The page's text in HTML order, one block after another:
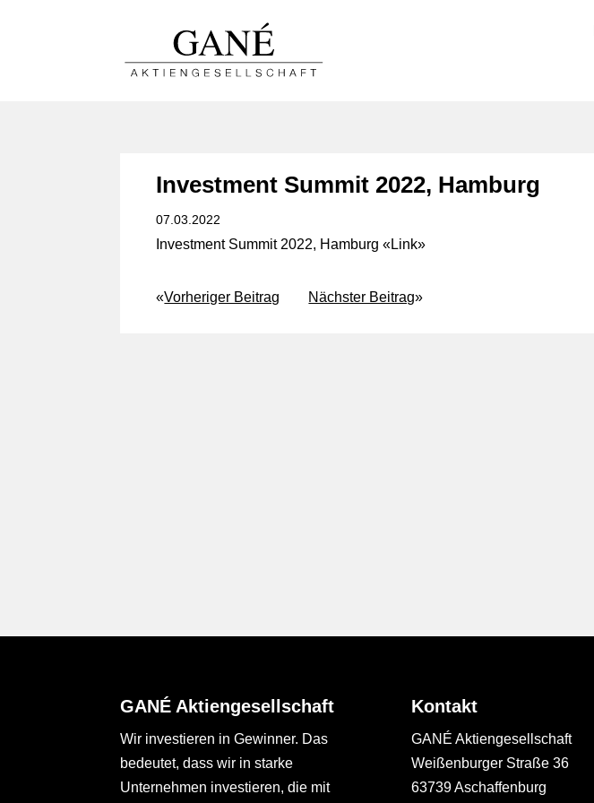
Investment Summit 2022, Hamburg
07.03.2022
Investment Summit 2022, Hamburg «Link»
«Vorheriger Beitrag Nächster Beitrag»
GANÉ Aktiengesellschaft
Wir investieren in Gewinner. Das
bedeutet, dass wir in starke
Unternehmen investieren, die mit
Kontakt
GANÉ Aktiengesellschaft
Weißenburger Straße 36
63739 Aschaffenburg